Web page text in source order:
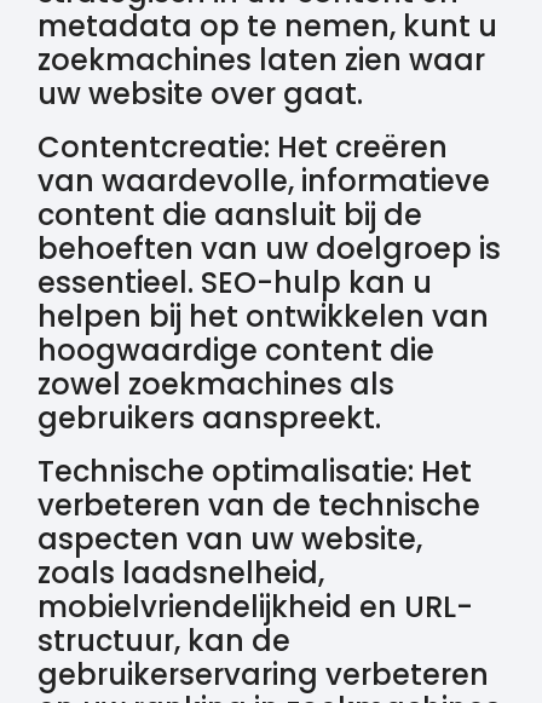
metadata op te nemen, kunt u
zoekmachines laten zien waar
uw website over gaat.
Contentcreatie: Het creëren
van waardevolle, informatieve
content die aansluit bij de
behoeften van uw doelgroep is
essentieel. SEO-hulp kan u
helpen bij het ontwikkelen van
hoogwaardige content die
zowel zoekmachines als
gebruikers aanspreekt.
Technische optimalisatie: Het
verbeteren van de technische
aspecten van uw website,
zoals laadsnelheid,
mobielvriendelijkheid en URL-
structuur, kan de
gebruikerservaring verbeteren